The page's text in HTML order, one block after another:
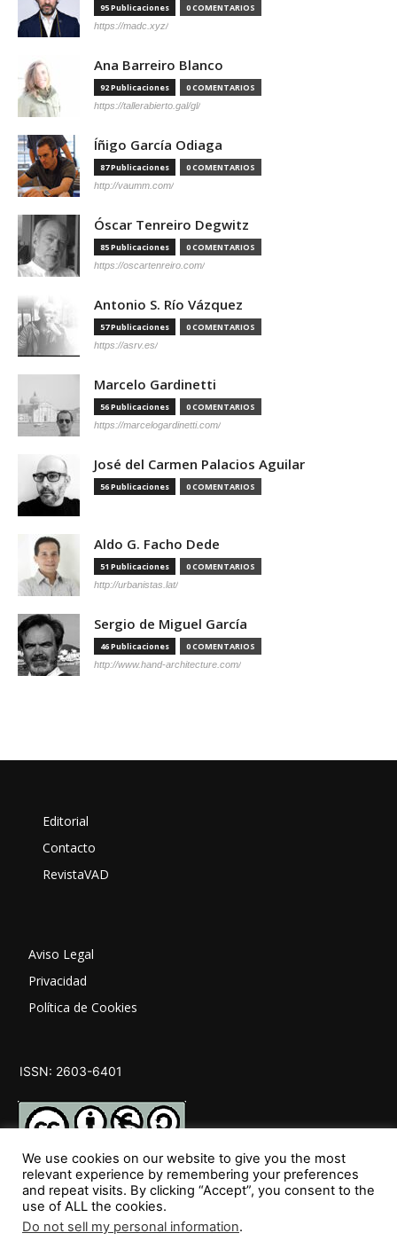
95 Publicaciones 0 COMENTARIOS
https://madc.xyz/
Ana Barreiro Blanco
92 Publicaciones 0 COMENTARIOS
https://tallerabierto.gal/gl/
Íñigo García Odiaga
87 Publicaciones 0 COMENTARIOS
http://vaumm.com/
Óscar Tenreiro Degwitz
85 Publicaciones 0 COMENTARIOS
https://oscartenreiro.com/
Antonio S. Río Vázquez
57 Publicaciones 0 COMENTARIOS
https://asrv.es/
Marcelo Gardinetti
56 Publicaciones 0 COMENTARIOS
https://marcelogardinetti.com/
José del Carmen Palacios Aguilar
56 Publicaciones 0 COMENTARIOS
Aldo G. Facho Dede
51 Publicaciones 0 COMENTARIOS
http://urbanistas.lat/
Sergio de Miguel García
46 Publicaciones 0 COMENTARIOS
http://www.hand-architecture.com/
Editorial
Contacto
RevistaVAD
Aviso Legal
Privacidad
Política de Cookies
ISSN: 2603-6401
SÍGUENOS
We use cookies on our website to give you the most
relevant experience by remembering your preferences
and repeat visits. By clicking “Accept”, you consent to the
use of ALL the cookies.
Do not sell my personal information.